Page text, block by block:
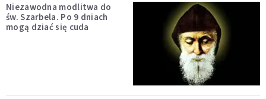
Niezawodna modlitwa do
św. Szarbela. Po 9 dniach
mogą dziać się cuda